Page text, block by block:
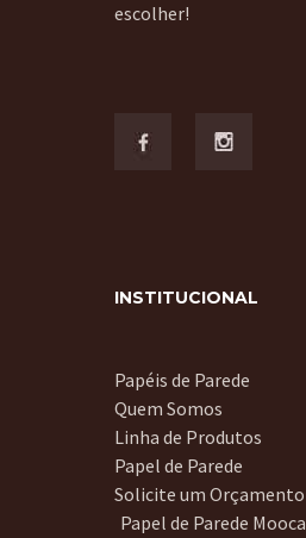
escolher!
INSTITUCIONAL
Papéis de Parede
Quem Somos
Linha de Produtos
Papel de Parede
Solicite um Orçamento
Papel de Parede Mooca